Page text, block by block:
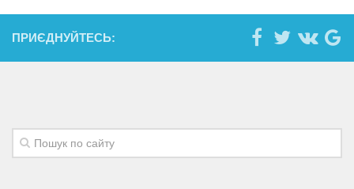
ПРИЄДНУЙТЕСЬ: